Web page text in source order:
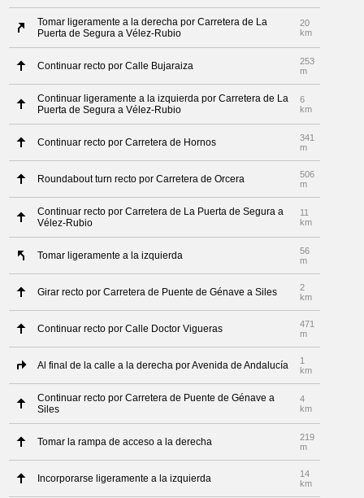
Tomar ligeramente a la derecha por Carretera de La
Puerta de Segura a Vélez-Rubio
20
km
Continuar recto por Calle Bujaraiza
253
m
Continuar ligeramente a la izquierda por Carretera de La
Puerta de Segura a Vélez-Rubio
6
km
Continuar recto por Carretera de Hornos
341
m
Roundabout turn recto por Carretera de Orcera
506
m
Continuar recto por Carretera de La Puerta de Segura a
Vélez-Rubio
11
km
Tomar ligeramente a la izquierda
56
m
Girar recto por Carretera de Puente de Génave a Siles
2
km
Continuar recto por Calle Doctor Vigueras
471
m
Al final de la calle a la derecha por Avenida de Andalucía
1
km
Continuar recto por Carretera de Puente de Génave a
Siles
4
km
Tomar la rampa de acceso a la derecha
219
m
Incorporarse ligeramente a la izquierda
14
km